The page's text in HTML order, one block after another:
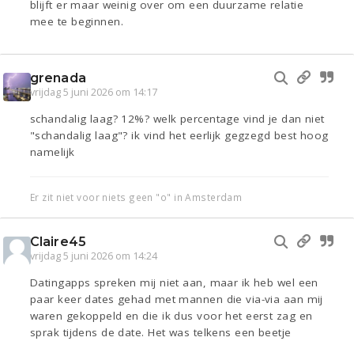
blijft er maar weinig over om een duurzame relatie
mee te beginnen.
grenada
vrijdag 5 juni 2026 om 14:17
schandalig laag? 12%? welk percentage vind je dan niet
"schandalig laag"? ik vind het eerlijk gegzegd best hoog
namelijk
Er zit niet voor niets geen "o" in Amsterdam
Claire45
vrijdag 5 juni 2026 om 14:24
Datingapps spreken mij niet aan, maar ik heb wel een
paar keer dates gehad met mannen die via-via aan mij
waren gekoppeld en die ik dus voor het eerst zag en
sprak tijdens de date. Het was telkens een beetje